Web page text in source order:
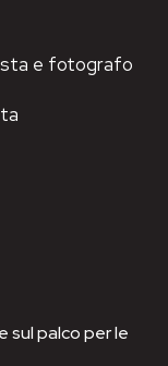
e fotografo
sul palco per le